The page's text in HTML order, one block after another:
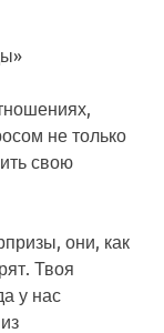
не только
свою
они, как
Твоя
у нас